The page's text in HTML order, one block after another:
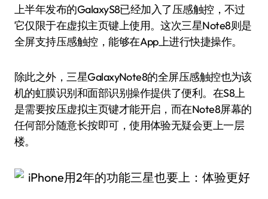
上半年发布的GalaxyS8已经加入了压感触控，不过
它仅限于在虚拟主页键上使用。这次三星Note8则是
全屏支持压感触控，能够在App上进行快捷操作。
除此之外，三星GalaxyNote8的全屏压感触控也为该
机的虹膜识别和面部识别操作提供了便利。在S8上
是需要按压虚拟主页键才能开启，而在Note8屏幕的
任何部分随意长按即可，使用体验无疑会更上一层
楼。